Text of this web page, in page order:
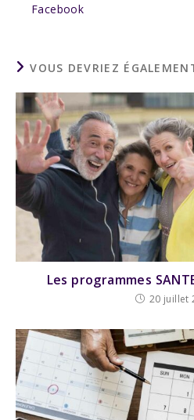
Facebook
VOUS DEVRIEZ
Les programmes
20 juillet